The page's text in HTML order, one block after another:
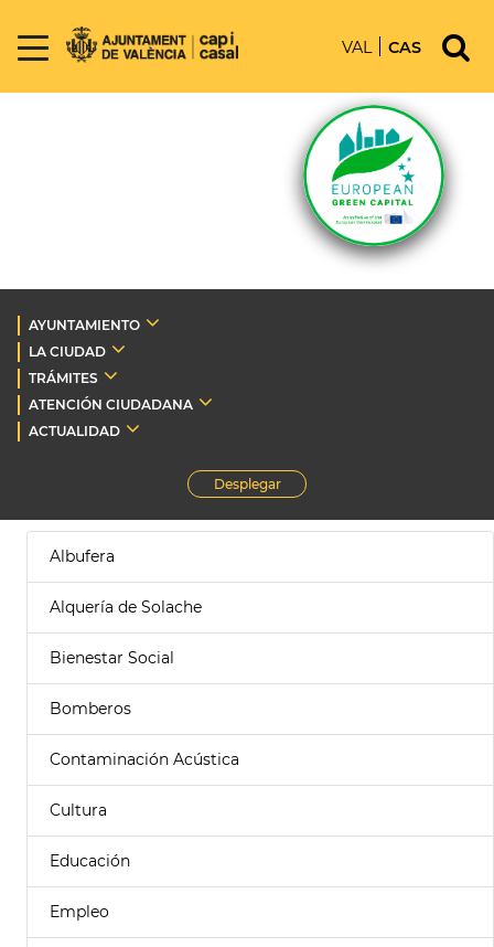
VAL CAS
AYUNTAMIENTO
LA CIUDAD
TRÁMITES
ATENCIÓN CIUDADANA
ACTUALIDAD
Desplegar
Albufera
Alquería de Solache
Bienestar Social
Bomberos
Contaminación Acústica
Cultura
Educación
Empleo